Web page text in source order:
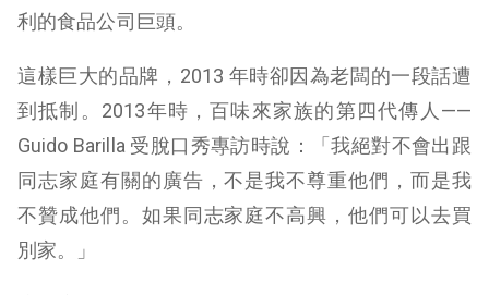
利的食品公司巨頭。
這樣巨大的品牌，2013 年時卻因為老闆的一段話遭
到抵制。2013年時，百味來家族的第四代傳人——
Guido Barilla 受脫口秀專訪時說：「我絕對不會出跟
同志家庭有關的廣告，不是我不尊重他們，而是我
不贊成他們。如果同志家庭不高興，他們可以去買
別家。」